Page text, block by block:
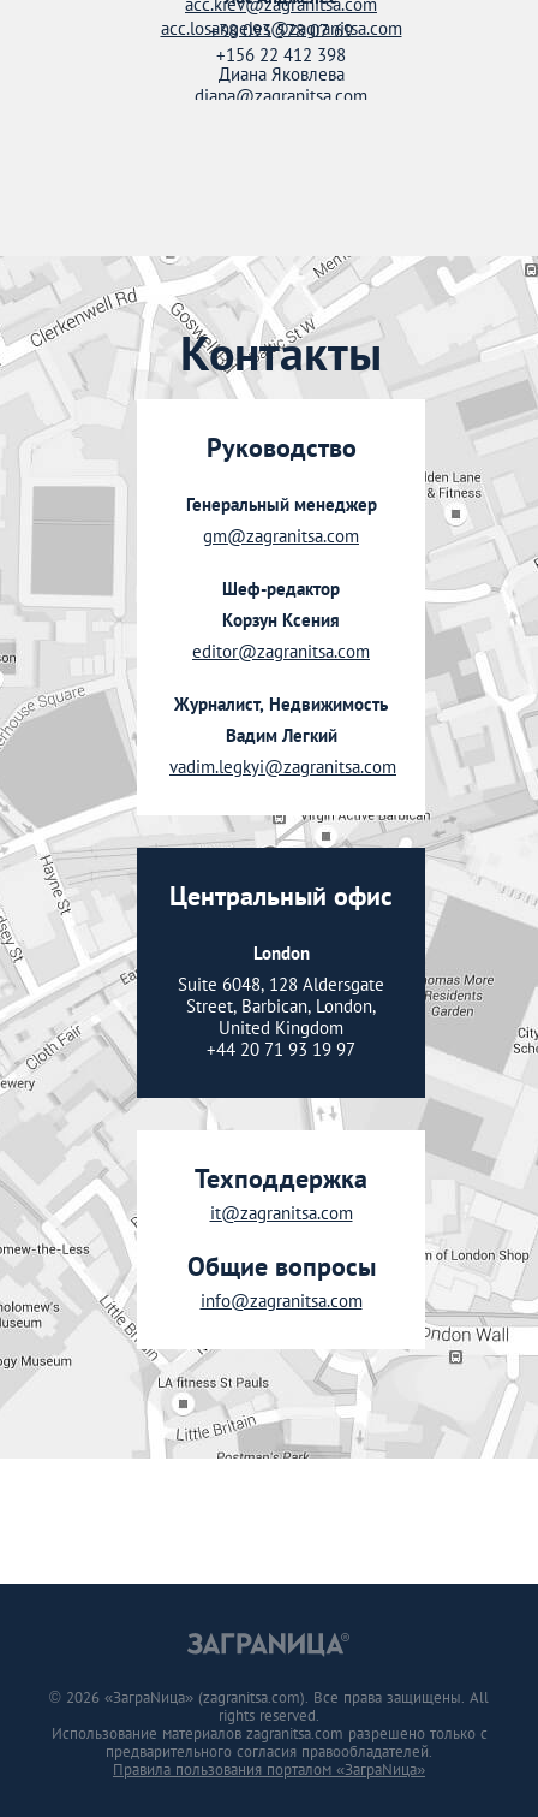
+38 093 578 07 69
Диана Яковлева
diana@zagranitsa.com
acc.losangeles@zagranitsa.com
+156 22 412 398
Контакты
Руководство
Генеральный менеджер
gm@zagranitsa.com
Шеф-редактор
Корзун Ксения
editor@zagranitsa.com
Журналист, Недвижимость
Вадим Легкий
vadim.legkyi@zagranitsa.com
Центральный офис
London
Suite 6048, 128 Aldersgate
Street, Barbican, London,
United Kingdom
+44 20 71 93 19 97
Техподдержка
it@zagranitsa.com
Общие вопросы
info@zagranitsa.com
© 2026 «ЗаграNица» (zagranitsa.com). Все права защищены. All
rights reserved.
Использование материалов zagranitsa.com разрешено только с
предварительного согласия правообладателей.
Правила пользования порталом «ЗаграNица»